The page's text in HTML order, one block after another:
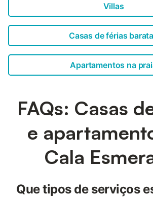
Villas
Casas de férias
Apartamentos na
FAQs: Casas
e
Cala
Que tipos de serviços